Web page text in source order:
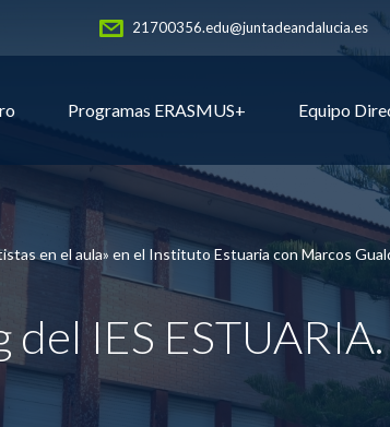
21700356.edu@juntadeandalucia.es
Programas ERASMUS+ Equipo
en el aula» en el Instituto Estuaria con Marcos
IES ESTUARIA.